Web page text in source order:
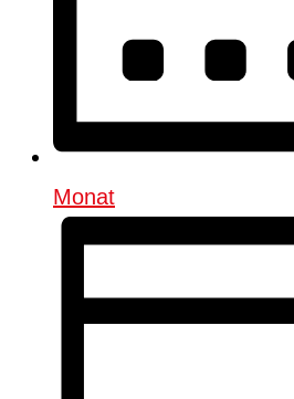
Monat